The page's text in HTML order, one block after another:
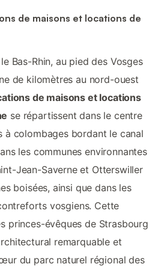
de maisons et locations de
Bas-Rhin, au pied des Vosges
de kilomètres au nord-ouest
de maisons et locations
se répartissent dans le centre
à colombages bordant le canal
les communes environnantes
Jean-Saverne et Otterswiller
boisées, ainsi que dans les
vosgiens. Cette
princes-évêques de Strasbourg
remarquable et
du parc naturel régional des